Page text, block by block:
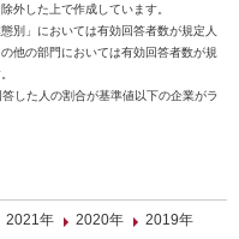
外した上で作成しています。
別」においては有効回答者数が規定人
他の部門においては有効回答者数が規
した人の割合が基準値以下の企業がラ
2021年 2020年
2019年